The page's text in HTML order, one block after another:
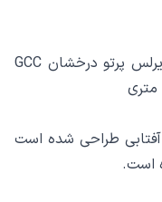
مزایا، مشخصات و ویژگی های ریسه وایرلس پرتو درخشان GCC
آفتابی طراحی شده است
است.